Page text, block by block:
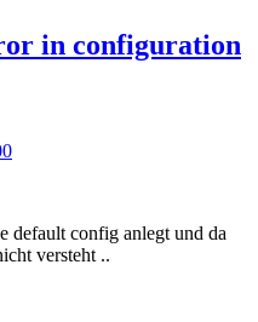
in configuration
default config anlegt und da
versteht ..